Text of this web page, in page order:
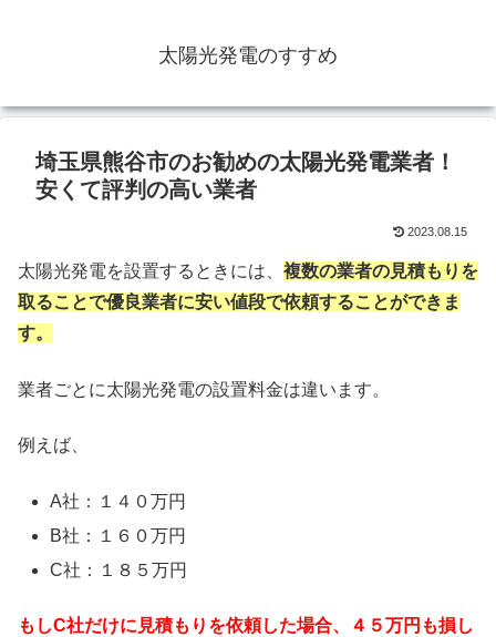
太陽光発電のすすめ
埼玉県熊谷市のお勧めの太陽光発電業者！
安くて評判の高い業者
2023.08.15
太陽光発電を設置するときには、 複数の業者の見積もりを
取ることで優良業者に安い値段で依頼することができま
す。
業者ごとに太陽光発電の設置料金は違います。
例えば、
A社：１４０万円
B社：１６０万円
C社：１８５万円
もしC社だけに見積もりを依頼した場合、４５万円も損し